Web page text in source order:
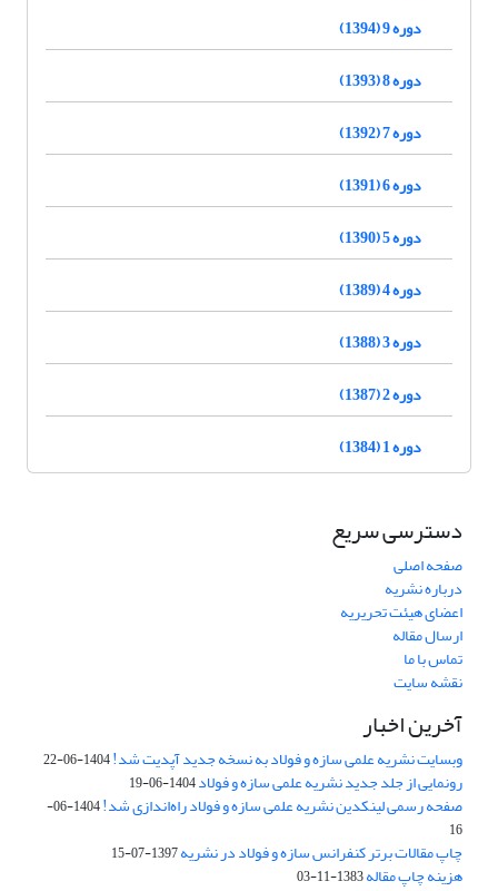
دوره 9 (1394)
دوره 8 (1393)
دوره 7 (1392)
دوره 6 (1391)
دوره 5 (1390)
دوره 4 (1389)
دوره 3 (1388)
دوره 2 (1387)
دوره 1 (1384)
دسترسی سریع
صفحه اصلی
درباره نشریه
اعضای هیئت تحریریه
ارسال مقاله
تماس با ما
نقشه سایت
آخرین اخبار
وبسایت نشریه علمی سازه و فولاد به نسخه جدید آپدیت شد!1404-06-22
رونمایی از جلد جدید نشریه علمی سازه و فولاد1404-06-19
صفحه رسمی لینکدین نشریه علمی سازه و فولاد راه‌اندازی شد!
1404-06-
16
چاپ مقالات برتر کنفرانس سازه و فولاد در نشریه1397-07-15
هزینه چاپ مقاله1383-11-03